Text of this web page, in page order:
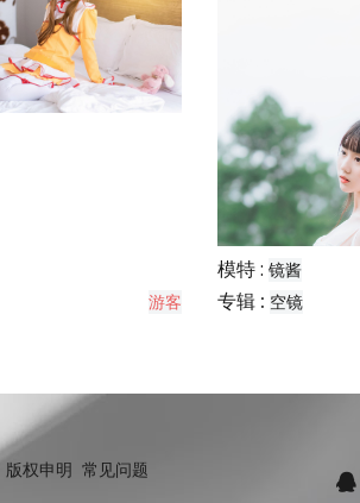
游客
模特 : 镜酱
专辑 : 空镜
版权申明 常见问题